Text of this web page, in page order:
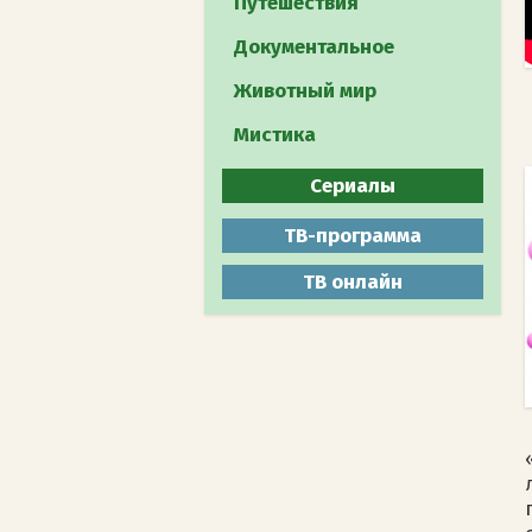
Документальное
Животный мир
Мистика
Сериалы
Боевики
Военные
ТВ-программа
ТВ онлайн